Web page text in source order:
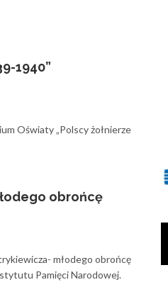
1940”
Oświaty „Polscy żołnierze
obrońcę
młodego obrońcę
Pamięci Narodowej.